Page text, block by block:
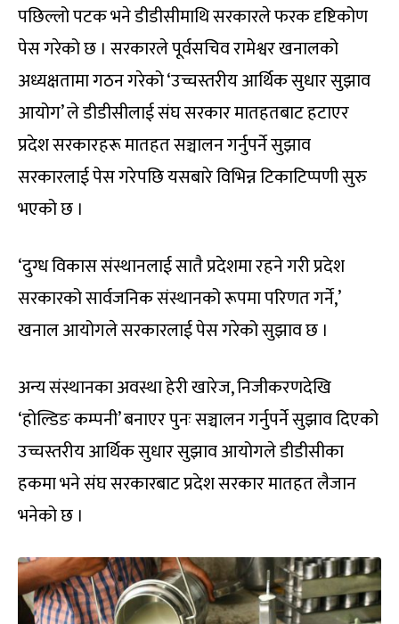
पछिल्लो पटक भने डीडीसीमाथि सरकारले फरक दृष्टिकोण
पेस गरेको छ । सरकारले पूर्वसचिव रामेश्वर खनालको
अध्यक्षतामा गठन गरेको ‘उच्चस्तरीय आर्थिक सुधार सुझाव
आयोग’ ले डीडीसीलाई संघ सरकार मातहतबाट हटाएर
प्रदेश सरकारहरू मातहत सञ्चालन गर्नुपर्ने सुझाव
सरकारलाई पेस गरेपछि यसबारे विभिन्न टिकाटिप्पणी सुरु
भएको छ ।
‘दुग्ध विकास संस्थानलाई सातै प्रदेशमा रहने गरी प्रदेश
सरकारको सार्वजनिक संस्थानको रूपमा परिणत गर्ने,’
खनाल आयोगले सरकारलाई पेस गरेको सुझाव छ ।
अन्य संस्थानका अवस्था हेरी खारेज, निजीकरणदेखि
‘होल्डिङ कम्पनी’ बनाएर पुनः सञ्चालन गर्नुपर्ने सुझाव दिएको
उच्चस्तरीय आर्थिक सुधार सुझाव आयोगले डीडीसीका
हकमा भने संघ सरकारबाट प्रदेश सरकार मातहत लैजान
भनेको छ ।